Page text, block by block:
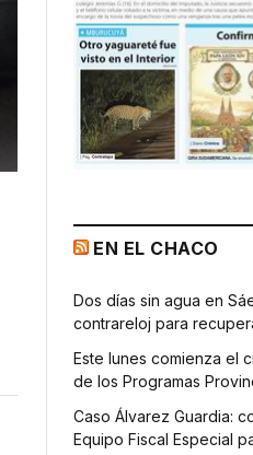
EN EL CHACO
Dos días sin agua en
contrareloj para
Este lunes comienza el
de los Programas
Caso Álvarez Guardia:
Equipo Fiscal Especial